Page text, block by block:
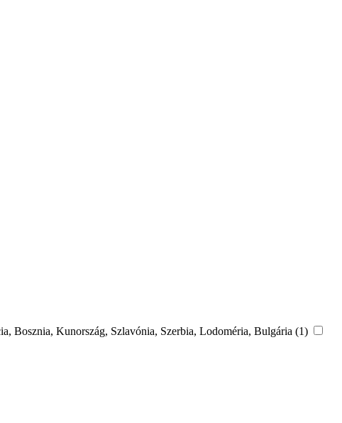
Bosznia, Kunország, Szlavónia, Szerbia, Lodoméria, Bulgária (1)